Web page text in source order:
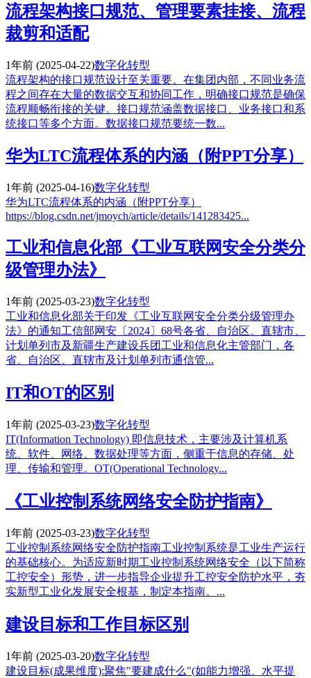
流程架构接口规范、管理要素挂接、流程
裁剪和适配
1年前 (2025-04-22)数字化转型
流程架构的接口规范设计至关重要。在集团内部，不同业务流
程之间存在大量的数据交互和协同工作，明确接口规范是确保
流程顺畅衔接的关键。接口规范涵盖数据接口、业务接口和系
统接口等多个方面。数据接口规范要统一数...
华为LTC流程体系的内涵（附PPT分享）
1年前 (2025-04-16)数字化转型
华为LTC流程体系的内涵（附PPT分享）
https://blog.csdn.net/jmoych/article/details/141283425...
工业和信息化部《工业互联网安全分类分
级管理办法》
1年前 (2025-03-23)数字化转型
工业和信息化部关于印发《工业互联网安全分类分级管理办
法》的通知工信部网安〔2024〕68号各省、自治区、直辖市、
计划单列市及新疆生产建设兵团工业和信息化主管部门，各
省、自治区、直辖市及计划单列市通信管...
IT和OT的区别
1年前 (2025-03-23)数字化转型
IT(Information Technology) 即信息技术，主要涉及计算机系
统、软件、网络、数据处理等方面，侧重于信息的存储、处
理、传输和管理。OT(Operational Technology...
《工业控制系统网络安全防护指南》
1年前 (2025-03-23)数字化转型
工业控制系统网络安全防护指南工业控制系统是工业生产运行
的基础核心。为适应新时期工业控制系统网络安全（以下简称
工控安全）形势，进一步指导企业提升工控安全防护水平，夯
实新型工业化发展安全根基，制定本指南。...
建设目标和工作目标区别
1年前 (2025-03-20)数字化转型
建设目标(成果维度):聚焦"要建成什么"(如能力增强、水平提